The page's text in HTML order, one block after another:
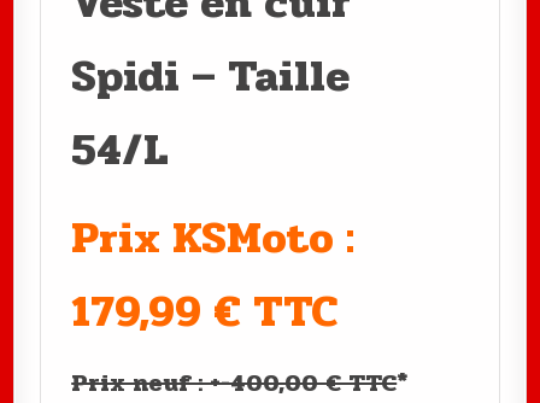
Spidi – Taille
54/L
Prix KSMoto :
179,99 € TTC
Prix neuf : +-400,00 € TTC*